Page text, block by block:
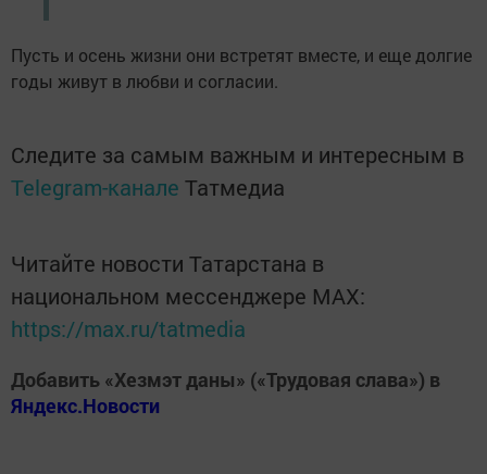
Пусть и осень жизни они встретят вместе, и еще долгие
годы живут в любви и согласии.
Следите за самым важным и интересным в
Telegram-канале Татмедиа
Читайте новости Татарстана в
национальном мессенджере MАХ:
https://max.ru/tatmedia
Добавить «Хезмэт даны» («Трудовая слава») в
Яндекс.Новости